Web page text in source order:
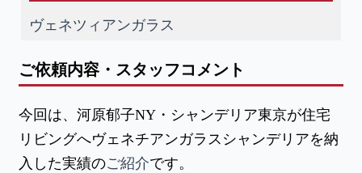
ヴェネツィアンガラス
ご依頼内容・スタッフコメント
今回は、河原郁子NY・シャンデリア東京が住宅
リビングへヴェネチアンガラスシャンデリアを納
入した実績のご紹介です。